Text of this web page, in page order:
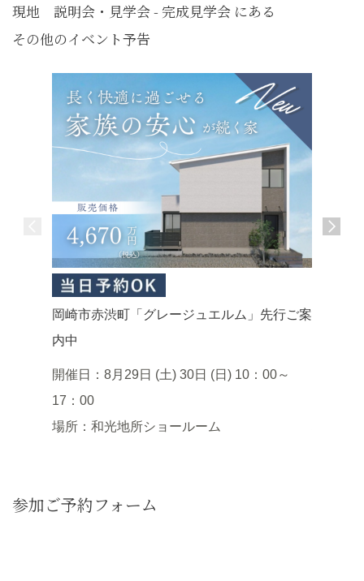
現地 説明会・見学会 - 完成見学会 にある
その他のイベント予告
岡崎市赤渋町「グレージュエルム」先行ご案
内中
開催日：8月29日 (土) 30日 (日) 10：00～
17：00
場所：和光地所ショールーム
参加ご予約フォーム